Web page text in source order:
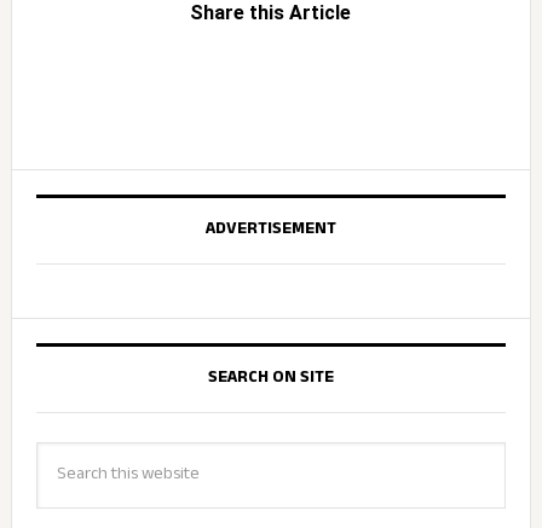
Share this Article
ADVERTISEMENT
SEARCH ON SITE